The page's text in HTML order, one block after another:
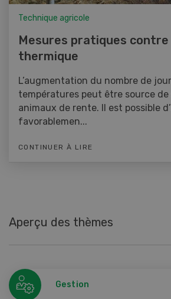
Technique agricole
Mesures pratiques
thermique
L’augmentation du nombre de
températures peut être source
animaux de rente. Il est possible
favorablemen...
CONTINUER À LIRE
Aperçu des thèmes
Gestion